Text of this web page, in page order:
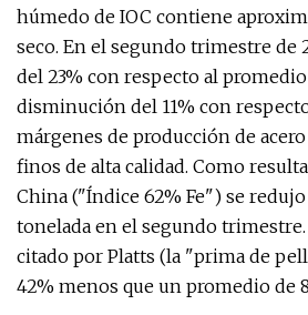
húmedo de IOC contiene
seco. En el segundo trimestre de
del 23% con respecto al
disminución del 11% con
márgenes de producción de
finos de alta calidad. Como
China ("Índice 62% Fe") se
tonelada en el segundo
citado por Platts (la "prima de
42% menos que un promedio de